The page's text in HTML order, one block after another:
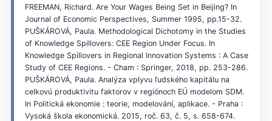
FREEMAN, Richard. Are Your Wages Being Set in Beijing? In
Journal of Economic Perspectives, Summer 1995, pp.15-32.
PUŠKÁROVÁ, Paula. Methodological Dichotomy in the Studies
of Knowledge Spillovers: CEE Region Under Focus. In
Knowledge Spillovers in Regional Innovation Systems : A Case
Study of CEE Regions. - Cham : Springer, 2018, pp. 253-286.
PUŠKÁROVÁ, Paula. Analýza vplyvu ľudského kapitálu na
celkovú produktivitu faktorov v regiónoch EÚ modelom SDM.
In Politická ekonomie : teorie, modelování, aplikace. - Praha :
Vysoká škola ekonomická. 2015, roč. 63, č. 5, s. 658-674.